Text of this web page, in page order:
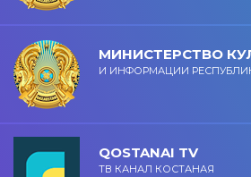
МИНИСТЕРСТВО
И ИНФОРМАЦИИ
QOSTANAI TV
ТВ КАНАЛ КОСТАНАЯ